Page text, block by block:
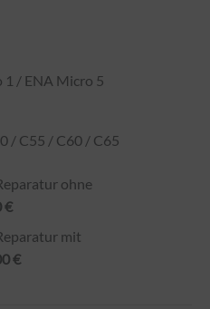
1 / ENA Micro 5
/ C55 / C60 / C65
ohne
€
mit
€